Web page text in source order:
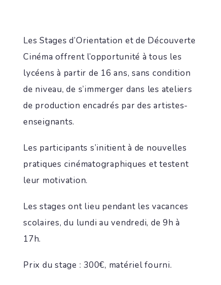
Les Stages d’Orientation et de Découverte
Cinéma offrent l’opportunité à tous les
lycéens à partir de 16 ans, sans condition
de niveau, de s’immerger dans les ateliers
de production encadrés par des artistes-
enseignants.
Les participants s’initient à de nouvelles
pratiques cinématographiques et testent
leur motivation.
Les stages ont lieu pendant les vacances
scolaires, du lundi au vendredi, de 9h à
17h.
Prix du stage : 300€, matériel fourni.